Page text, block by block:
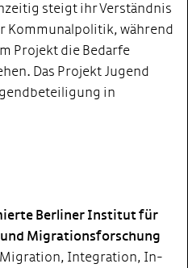
steigt ihr Verständnis
Kommunalpolitik, während
Projekt die Bedarfe
Das Projekt Jugend
in
Berliner Institut für
Migrationsforschung
Integration, In-